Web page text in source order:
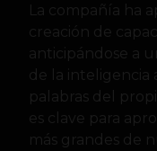
La compañía ha
creación de
anticipándose a
de la inteligencia
palabras del
es clave para
más grandes de